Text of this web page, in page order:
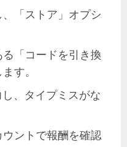
「ストア」オプシ
「コードを引き換
す。
、タイプミスがな
ントで報酬を確認